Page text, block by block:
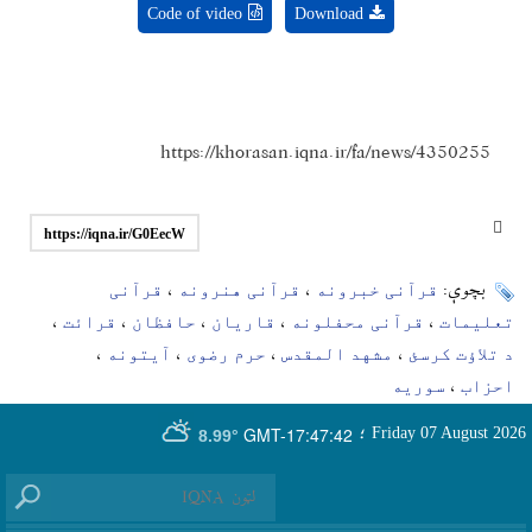
Code of video Download
https://khorasan.iqna.ir/fa/news/4350255
https://iqna.ir/G0EecW
بچوې: قرآنی خبرونه ، قرآنی هنرونه ، قرآنی
تعلیمات ، قرآنی محفلونه ، قاریان ، حافظان ، قرائت ،
د تلاؤت کرسئ ، مشهد المقدس ، حرم رضوی ، آیتونه ،
احزاب ، سوریه
GMT-17:47:42
8.99° Friday 07 August 2026 ؛